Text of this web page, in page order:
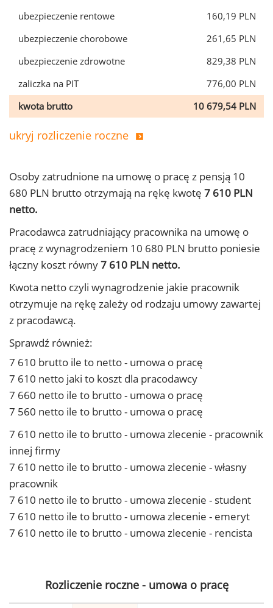
ubezpieczenie rentowe
160,19 PLN
ubezpieczenie chorobowe
261,65 PLN
ubezpieczenie zdrowotne
829,38 PLN
zaliczka na PIT
776,00 PLN
kwota brutto
10 679,54 PLN
ukryj rozliczenie roczne
Osoby zatrudnione na umowę o pracę z pensją 10
680 PLN brutto otrzymają na rękę kwotę 7 610 PLN
netto.
Pracodawca zatrudniający pracownika na umowę o
pracę z wynagrodzeniem 10 680 PLN brutto poniesie
łączny koszt równy7 610 PLN netto.
Kwota netto czyli wynagrodzenie jakie pracownik
otrzymuje na rękę zależy od rodzaju umowy zawartej
z pracodawcą.
Sprawdź również:
7 610 brutto ile to netto - umowa o pracę
7 610 netto jaki to koszt dla pracodawcy
7 660 netto ile to brutto - umowa o pracę
7 560 netto ile to brutto - umowa o pracę
7 610 netto ile to brutto - umowa zlecenie - pracownik
innej firmy
7 610 netto ile to brutto - umowa zlecenie - własny
pracownik
7 610 netto ile to brutto - umowa zlecenie - student
7 610 netto ile to brutto - umowa zlecenie - emeryt
7 610 netto ile to brutto - umowa zlecenie - rencista
Rozliczenie roczne - umowa o pracę